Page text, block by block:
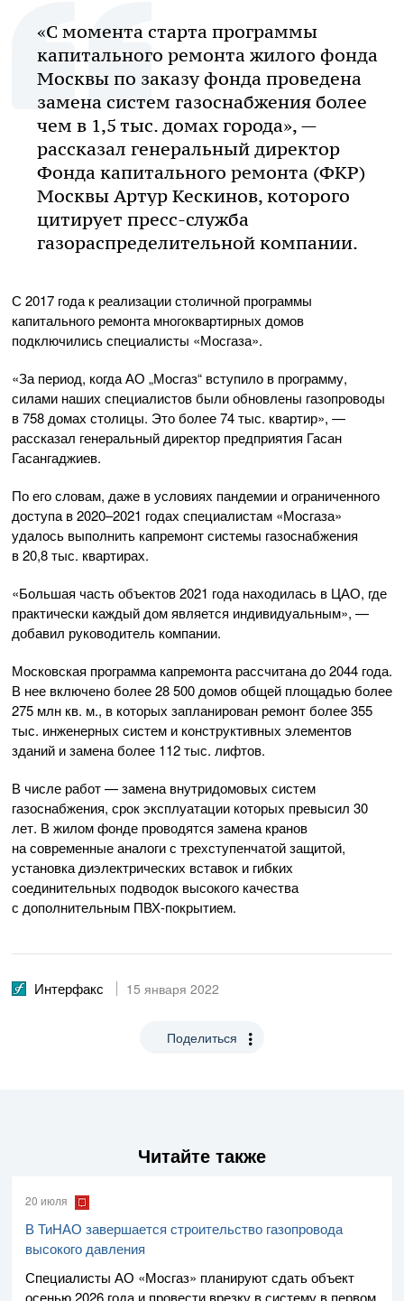
«С момента старта программы
капитального ремонта жилого фонда
Москвы по заказу фонда проведена
замена систем газоснабжения более
чем в 1,5 тыс. домах города», —
рассказал генеральный директор
Фонда капитального ремонта (ФКР)
Москвы Артур Кескинов, которого
цитирует пресс-служба
газораспределительной компании.
С 2017 года к реализации столичной программы
капитального ремонта многоквартирных домов
подключились специалисты «Мосгаза».
«За период, когда АО „Мосгаз“ вступило в программу,
силами наших специалистов были обновлены газопроводы
в 758 домах столицы. Это более 74 тыс. квартир», —
рассказал генеральный директор предприятия Гасан
Гасангаджиев.
По его словам, даже в условиях пандемии и ограниченного
доступа в 2020–2021 годах специалистам «Мосгаза»
удалось выполнить капремонт системы газоснабжения
в 20,8 тыс. квартирах.
«Большая часть объектов 2021 года находилась в ЦАО, где
практически каждый дом является индивидуальным», —
добавил руководитель компании.
Московская программа капремонта рассчитана до 2044 года.
В нее включено более 28 500 домов общей площадью более
275 млн кв. м., в которых запланирован ремонт более 355
тыс. инженерных систем и конструктивных элементов
зданий и замена более 112 тыс. лифтов.
В числе работ — замена внутридомовых систем
газоснабжения, срок эксплуатации которых превысил 30
лет. В жилом фонде проводятся замена кранов
на современные аналоги с трехступенчатой защитой,
установка диэлектрических вставок и гибких
соединительных подводок высокого качества
с дополнительным ПВХ-покрытием.
Интерфакс 15 января 2022
Поделиться
Читайте также
20 июля
В ТиНАО завершается строительство газопровода
высокого давления
Специалисты АО «Мосгаз» планируют сдать объект
осенью 2026 года и провести врезку в систему в первом